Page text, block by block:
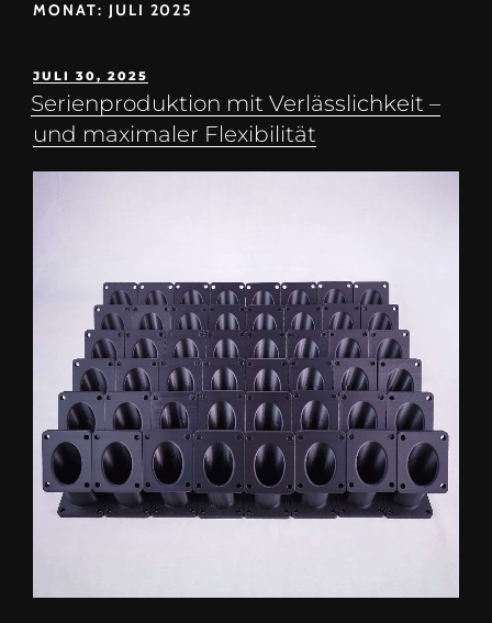
MONAT: JULI 2025
JULI 30, 2025
Serienproduktion mit Verlässlichkeit –
und maximaler Flexibilität